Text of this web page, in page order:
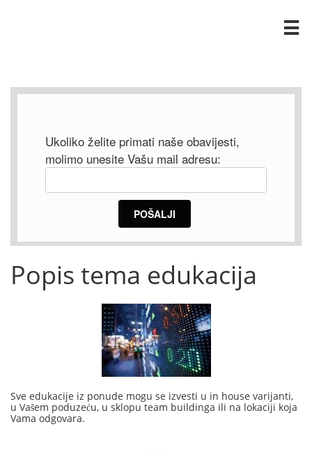

Popis tema edukacija
Sve edukacije iz ponude mogu se izvesti u in house varijanti,
u Vašem poduzeću, u sklopu team buildinga ili na lokaciji koja
Vama odgovara.